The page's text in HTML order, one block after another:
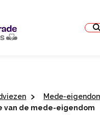
Mede-
van de mede-eigendom